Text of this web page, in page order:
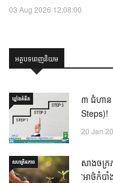
03 Aug 2026 12:08:00
អត្ថបទពេញនិយម
ឃ្លាំង​គំនិត
៣ ជំហាន
Steps)!
20 Jan
សហគ្រិនភាព
សាងចក្រ
'អាថ៌កំប